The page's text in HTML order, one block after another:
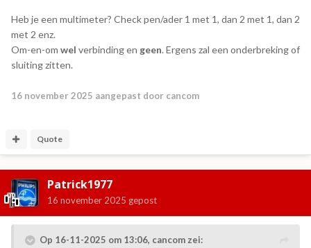
Heb je een multimeter? Check pen/ader 1 met 1, dan 2 met 1, dan 2
met 2 enz.
Om-en-om wel verbinding en geen. Ergens zal een onderbreking of
sluiting zitten.
16 november 2025 aangepast door cancom
Quote
Patrick1977
16 november 2025 gepost
Op 16-11-2025 om 13:06, cancom zei: